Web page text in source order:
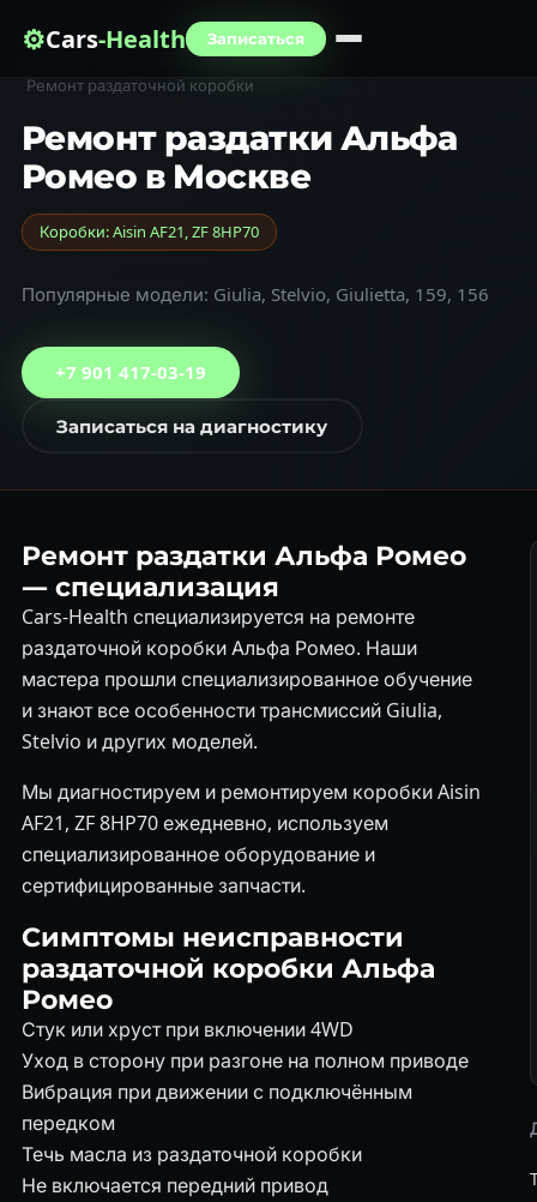
⚙Cars-Health
Записаться
› Alfa Romeo ›
Ремонт раздаточной коробки
Ремонт раздатки Альфа
Ромео в Москве
Коробки: Aisin AF21, ZF 8HP70
Популярные модели: Giulia, Stelvio, Giulietta, 159, 156
+7 901 417-03-19
Записаться на диагностику
Ремонт раздатки Альфа Ромео
— специализация
Cars-Health специализируется на ремонте
раздаточной коробки Альфа Ромео. Наши
мастера прошли специализированное обучение
и знают все особенности трансмиссий Giulia,
Stelvio и других моделей.
Мы диагностируем и ремонтируем коробки Aisin
AF21, ZF 8HP70 ежедневно, используем
специализированное оборудование и
сертифицированные запчасти.
Симптомы неисправности
раздаточной коробки Альфа
Ромео
Стук или хруст при включении 4WD
Уход в сторону при разгоне на полном приводе
Вибрация при движении с подключённым
передком
Течь масла из раздаточной коробки
Не включается передний привод